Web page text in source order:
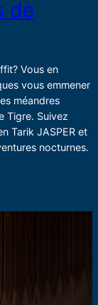
de
Vous en
vous emmener
méandres
Tigre. Suivez
Tarik JASPER et
nocturnes.